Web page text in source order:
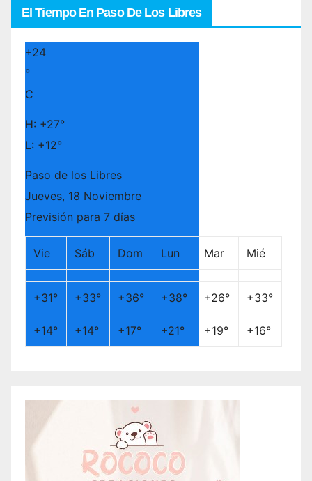
El Tiempo En Paso De Los Libres
+24
°
C
H: +27°
L: +12°
Paso de los Libres
Jueves, 18 Noviembre
Previsión para 7 días
Vie Sáb Dom Lun Mar Mié
+31° +33° +36° +38° +26° +33°
+14° +14° +17° +21° +19° +16°